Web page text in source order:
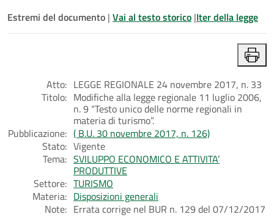
Estremi del documento | Vai al testo storico |Iter della legge
Atto: LEGGE REGIONALE 24 novembre 2017, n. 33
Titolo: Modifiche alla legge regionale 11 luglio 2006,
n. 9 “Testo unico delle norme regionali in
materia di turismo”.
Pubblicazione: ( B.U. 30 novembre 2017, n. 126)
Stato: Vigente
Tema: SVILUPPO ECONOMICO E ATTIVITA’
PRODUTTIVE
Settore: TURISMO
Materia: Disposizioni generali
Note: Errata corrige nel BUR n. 129 del 07/12/2017